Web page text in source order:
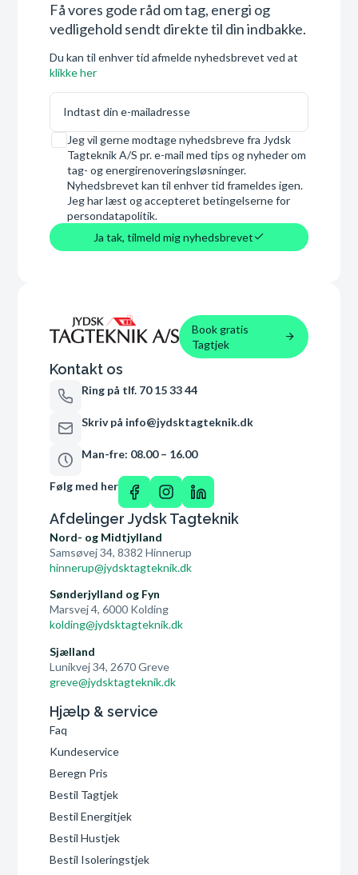
Få vores gode råd om tag, energi og
vedligehold sendt direkte til din indbakke.
Du kan til enhver tid afmelde nyhedsbrevet ved at
klikke her
E-mail
Samtykke
Jeg vil gerne modtage nyhedsbreve fra Jydsk
Tagteknik A/S pr. e-mail med tips og nyheder om
tag- og energirenoveringsløsninger.
Nyhedsbrevet kan til enhver tid frameldes igen.
Jeg har læst og accepteret betingelserne for
persondatapolitik.
Ja tak, tilmeld mig nyhedsbrevet
Book gratis
Tagtjek
Kontakt os
Ring på tlf. 70 15 33 44
Skriv på info@jydsktagteknik.dk
Man-fre: 08.00 – 16.00
Følg med her
Afdelinger Jydsk Tagteknik
Nord- og Midtjylland
Samsøvej 34, 8382 Hinnerup
hinnerup@jydsktagteknik.dk
Sønderjylland og Fyn
Marsvej 4, 6000 Kolding
kolding@jydsktagteknik.dk
Sjælland
Lunikvej 34, 2670 Greve
greve@jydsktagteknik.dk
Hjælp & service
Faq
Kundeservice
Beregn Pris
Bestil Tagtjek
Bestil Energitjek
Bestil Hustjek
Bestil Isoleringstjek